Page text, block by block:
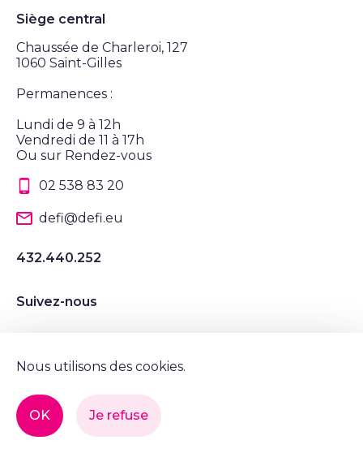
Siège central
Chaussée de Charleroi, 127
1060 Saint-Gilles
Permanences :
Lundi de 9 à 12h
Vendredi de 11 à 17h
Ou sur Rendez-vous
02 538 83 20
defi@defi.eu
432.440.252
Suivez-nous
© Tous droits réservés, DéFI 2022.
Nous utilisons des cookies.
OK Je refuse